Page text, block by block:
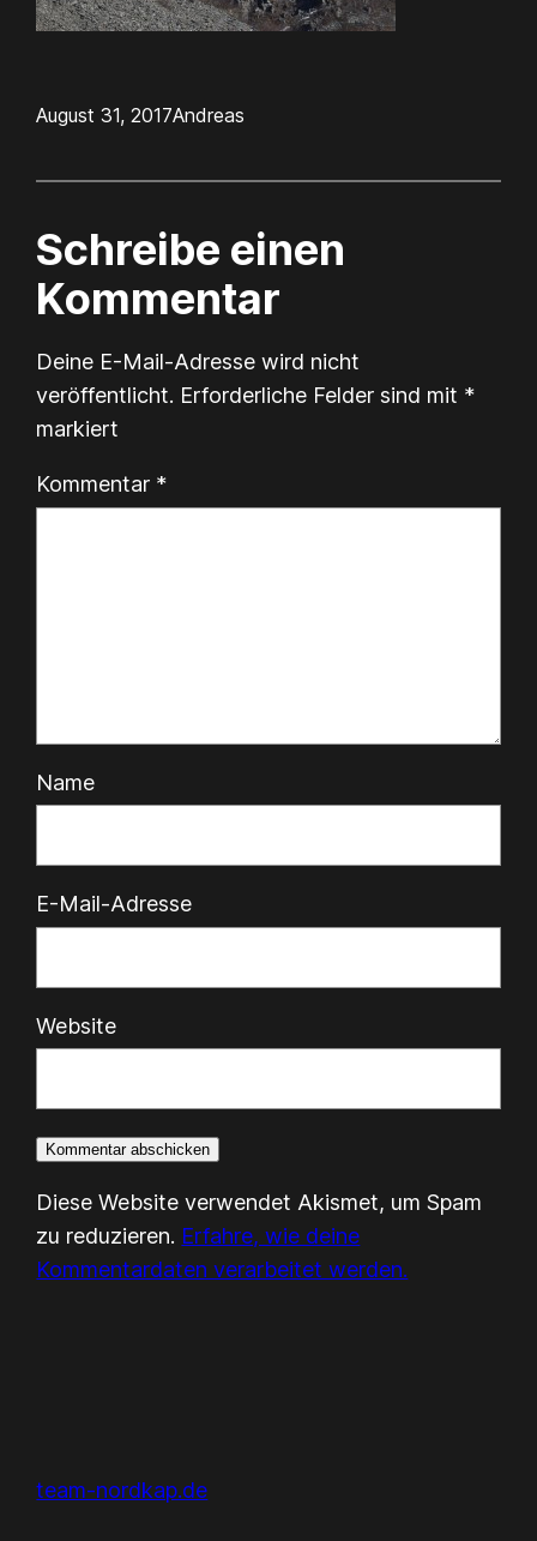
August 31, 2017Andreas
Schreibe einen
Kommentar
Deine E-Mail-Adresse wird nicht
veröffentlicht. Erforderliche Felder sind mit *
markiert
Kommentar *
Name
E-Mail-Adresse
Website
Diese Website verwendet Akismet, um Spam
zu reduzieren. Erfahre, wie deine
Kommentardaten verarbeitet werden.
team-nordkap.de